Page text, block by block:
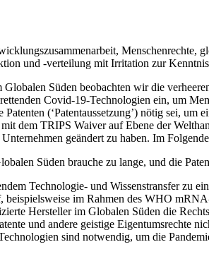
und -verteilung mit Irritation zur
Süden beobachten wir die
Covid-19-Technologien ein, um
(‘Patentaussetzung’) nötig sei,
dem TRIPS Waiver auf Ebene der
geändert zu haben. Im
Süden brauche zu lange, und die
Technologie- und Wissenstransfer zu
im Rahmen des WHO
Hersteller im Globalen Süden die
und andere geistige Eigentumsrechte
sind notwendig, um die